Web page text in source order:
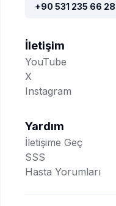
+90 531 235 66 28
İletişim
YouTube
X
Instagram
Yardım
İletişime Geç
SSS
Hasta Yorumları